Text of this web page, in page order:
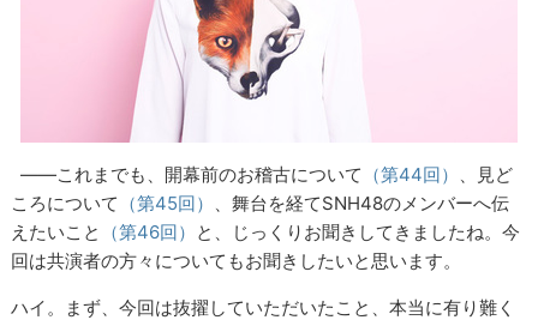
――これまでも、開幕前のお稽古について （第44回） 、見ど
ころについて （第45回） 、舞台を経てSNH48のメンバーへ伝
えたいこと
（第46回） と、じっくりお聞きしてきましたね。今
回は共演者の方々についてもお聞きしたいと思います。
ハイ。まず、今回は抜擢していただいたこと、本当に有り難く